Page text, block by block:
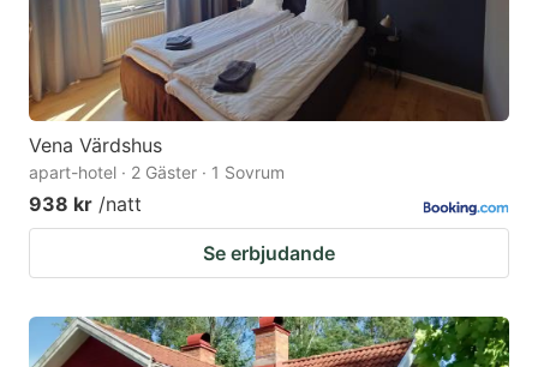
Vena Värdshus
apart-hotel · 2 Gäster · 1 Sovrum
938 kr /natt
Se erbjudande